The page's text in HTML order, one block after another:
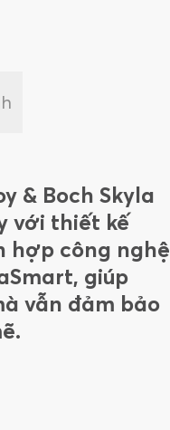
& Boch Skyla
với thiết kế
hợp công nghệ
giúp
vẫn đảm bảo